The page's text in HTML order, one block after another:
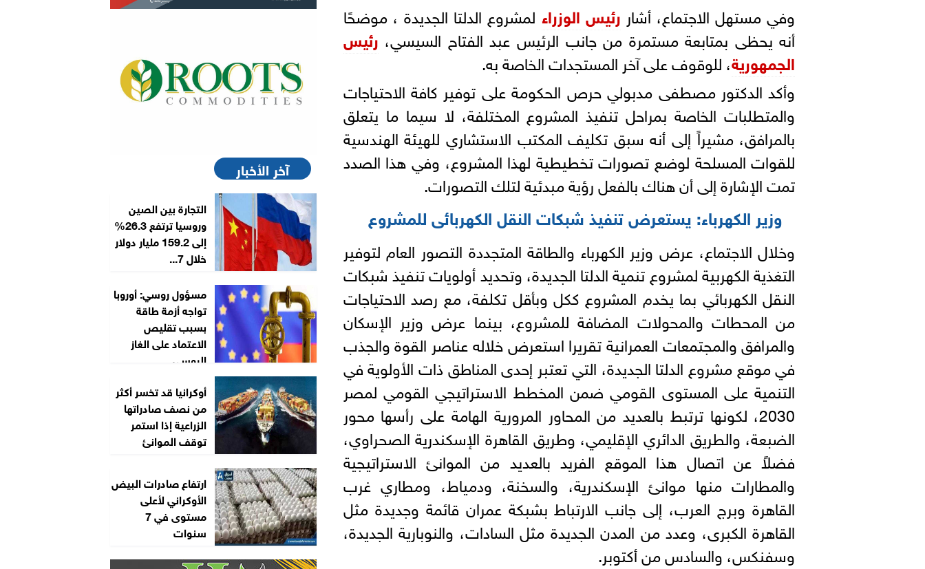
وفي مستهل الاجتماع، أشار رئيس الوزراء لمشروع الدلتا الجديدة ، موضحًا
أنه يحظى بمتابعة مستمرة من جانب الرئيس عبد الفتاح السيسي، رئيس
الجمهورية، للوقوف على آخر المستجدات الخاصة به.
وأكد الدكتور مصطفى مدبولي حرص الحكومة على توفير كافة الاحتياجات
والمتطلبات الخاصة بمراحل تنفيذ المشروع المختلفة، لا سيما ما يتعلق
بالمرافق، مشيراً إلى أنه سبق تكليف المكتب الاستشاري للهيئة الهندسية
للقوات المسلحة لوضع تصورات تخطيطية لهذا المشروع، وفي هذا الصدد
تمت الإشارة إلى أن هناك بالفعل رؤية مبدئية لتلك التصورات.
وزير الكهرباء: يستعرض تنفيذ شبكات النقل الكهربائى للمشروع
وخلال الاجتماع، عرض وزير الكهرباء والطاقة المتجددة التصور العام لتوفير
التغذية الكهربية لمشروع تنمية الدلتا الجديدة، وتحديد أولويات تنفيذ شبكات
النقل الكهربائي بما يخدم المشروع ككل وبأقل تكلفة، مع رصد الاحتياجات
من المحطات والمحولات المضافة للمشروع، بينما عرض وزير الإسكان
والمرافق والمجتمعات العمرانية تقريرا استعرض خلاله عناصر القوة والجذب
في موقع مشروع الدلتا الجديدة، التي تعتبر إحدى المناطق ذات الأولوية في
التنمية على المستوى القومي ضمن المخطط الاستراتيجي القومي لمصر
2030، لكونها ترتبط بالعديد من المحاور المرورية الهامة على رأسها محور
الضبعة، والطريق الدائري الإقليمي، وطريق القاهرة الإسكندرية الصحراوي،
فضلاً عن اتصال هذا الموقع الفريد بالعديد من الموانئ الاستراتيجية
والمطارات منها موانئ الإسكندرية، والسخنة، ودمياط، ومطاري غرب
القاهرة وبرج العرب، إلى جانب الارتباط بشبكة عمران قائمة وجديدة مثل
القاهرة الكبرى، وعدد من المدن الجديدة مثل السادات، والنوبارية الجديدة،
وسفنكس، والسادس من أكتوبر.
آخر الأخبار
التجارة بين الصين
وروسيا ترتفع 26.3%
إلى 159.2 مليار دولار
خلال 7...
مسؤول روسي: أوروبا
تواجه أزمة طاقة
بسبب تقليص
الاعتماد على الغاز
الروسي
أوكرانيا قد تخسر أكثر
من نصف صادراتها
الزراعية إذا استمر
توقف الموانئ
ارتفاع صادرات البيض
الأوكراني لأعلى
مستوى في 7
سنوات